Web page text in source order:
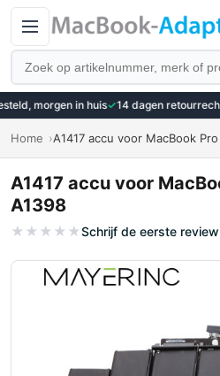
morgen in huis✓14 dagen retourrecht
Home A1417 accu voor MacBook
A1417 accu voor
A1398
★ ★ ★ ★ ★Schrijf de eerste review